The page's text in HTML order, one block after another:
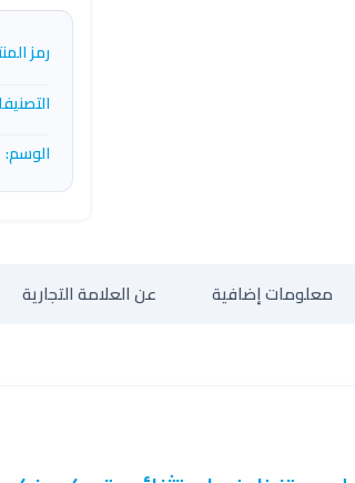
رمز
الوسم:
معلومات إضافية عن العلامة التجارية